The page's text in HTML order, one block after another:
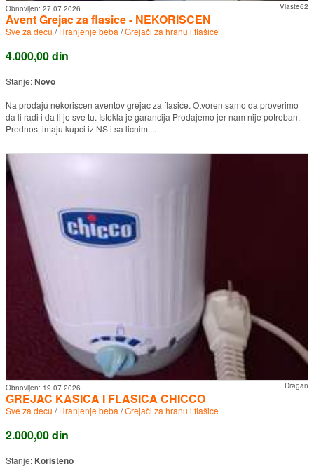
Vlaste62
Obnovljen: 27.07.2026.
Avent Grejac za flasice - NEKORISCEN
Sve za decu /Hranjenje beba /Grejači za hranu i flašice
4.000,00 din
Stanje:Novo
Na prodaju nekoriscen aventov grejac za flasice. Otvoren samo da proverimo
da li radi i da li je sve tu. Istekla je garancija Prodajemo jer nam nije potreban.
Prednost imaju kupci iz NS i sa licnim ...
Dragan
Obnovljen: 19.07.2026.
GREJAC KASICA I FLASICA CHICCO
Sve za decu /Hranjenje beba /Grejači za hranu i flašice
2.000,00 din
Stanje: Korišteno